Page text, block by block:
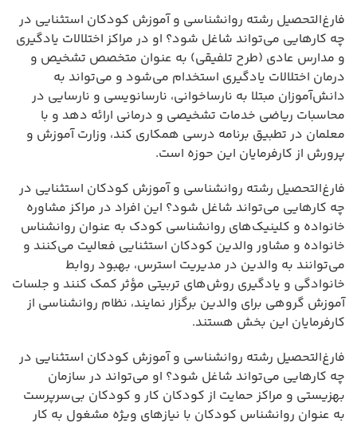
فارغ‌التحصیل رشته روانشناسی و آموزش کودکان استثنایی در
چه کارهایی می‌تواند شاغل شود؟ او در مراکز اختلالات یادگیری
و مدارس عادی (طرح تلفیقی) به عنوان متخصص تشخیص و
درمان اختلالات یادگیری استخدام می‌شود و می‌تواند به
دانش‌آموزان مبتلا به نارساخوانی، نارسانویسی و نارسایی در
محاسبات ریاضی خدمات تشخیصی و درمانی ارائه دهد و با
معلمان در تطبیق برنامه درسی همکاری کند، وزارت آموزش و
پرورش از کارفرمایان این حوزه است.
فارغ‌التحصیل رشته روانشناسی و آموزش کودکان استثنایی در
چه کارهایی می‌تواند شاغل شود؟ این افراد در مراکز مشاوره
خانواده و کلینیک‌های روانشناسی کودک به عنوان روانشناس
خانواده و مشاور والدین کودکان استثنایی فعالیت می‌کنند و
می‌توانند به والدین در مدیریت استرس، بهبود روابط
خانوادگی و یادگیری روش‌های تربیتی مؤثر کمک کنند و جلسات
آموزش گروهی برای والدین برگزار نمایند، نظام روانشناسی از
کارفرمایان این بخش هستند.
فارغ‌التحصیل رشته روانشناسی و آموزش کودکان استثنایی در
چه کارهایی می‌تواند شاغل شود؟ او می‌تواند در سازمان
بهزیستی و مراکز حمایت از کودکان کار و کودکان بی‌سرپرست
به عنوان روانشناس کودکان با نیازهای ویژه مشغول به کار